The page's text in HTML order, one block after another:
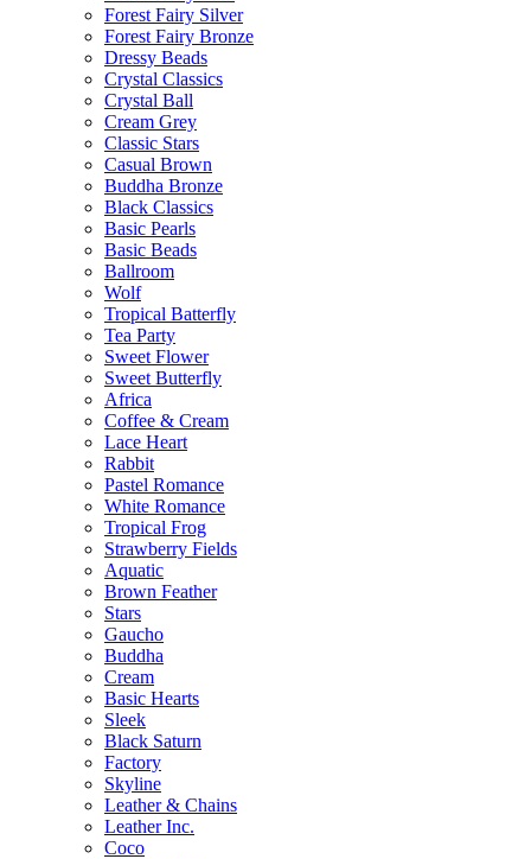
Forest Fairy Silver
Forest Fairy Bronze
Dressy Beads
Crystal Classics
Crystal Ball
Cream Grey
Classic Stars
Casual Brown
Buddha Bronze
Black Classics
Basic Pearls
Basic Beads
Ballroom
Wolf
Tropical Batterfly
Tea Party
Sweet Flower
Sweet Butterfly
Africa
Coffee & Cream
Lace Heart
Rabbit
Pastel Romance
White Romance
Tropical Frog
Strawberry Fields
Aquatic
Brown Feather
Stars
Gaucho
Buddha
Cream
Basic Hearts
Sleek
Black Saturn
Factory
Skyline
Leather & Chains
Leather Inc.
Coco